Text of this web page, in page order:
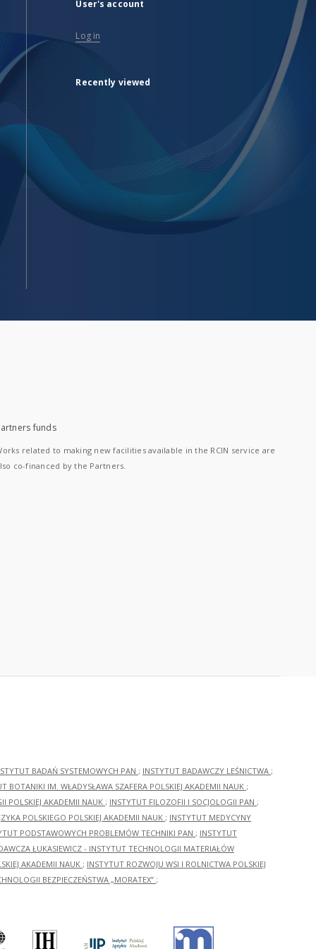
User's account
Log in
Recently viewed
funds
related to making new facilities available in the RCIN service are
co-financed by the Partners.
BADAŃ SYSTEMOWYCH PAN ; INSTYTUT BADAWCZY LEŚNICTWA ;
BOTANIKI IM. WŁADYSŁAWA SZAFERA POLSKIEJ AKADEMII NAUK ;
POLSKIEJ AKADEMII NAUK ; INSTYTUT FILOZOFII I SOCJOLOGII PAN ;
POLSKIEGO POLSKIEJ AKADEMII NAUK ; INSTYTUT MEDYCYNY
PODSTAWOWYCH PROBLEMÓW TECHNIKI PAN ; INSTYTUT
ŁUKASIEWICZ - INSTYTUT TECHNOLOGII MATERIAŁÓW
AKADEMII NAUK ; INSTYTUT ROZWOJU WSI I ROLNICTWA POLSKIEJ
BEZPIECZEŃSTWA „MORATEX” ;